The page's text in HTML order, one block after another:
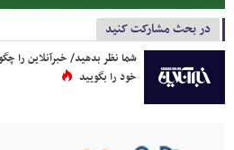
در بحث مشارکت کنید
شما نظر بدهید/ خبرآنلاین را
خود را بگویید